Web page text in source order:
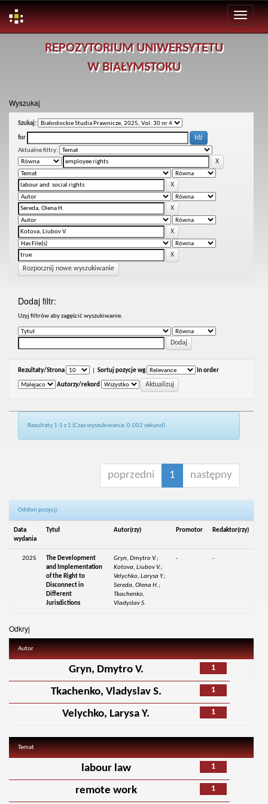
REPOZYTORIUM UNIWERSYTETU
W BIAŁYMSTOKU
Wyszukaj
Szukaj:
for
Aktualne filtry:
Rozpocznij nowe wyszukiwanie
Dodaj filtr:
Uzyj filtrów aby zagęścić wyszukiwanie.
Rezultaty/Strona Sortuj pozycje wg In order
Autorzy/rekord
Rezultaty 1-1 z 1 (Czas wyszukiwania: 0.002 sekund).
poprzedni 1 następny
Odsłon pozycji:
Data
wydania
Tytuł Autor(rzy) Promotor Redaktor(rzy)
2025
The Development
and Implementation
of the Right to
Disconnect in
Different
Jurisdictions
Gryn, Dmytro V.;
Kotova, Liubov V.;
Velychko, Larysa Y.;
Sereda, Olena H.;
Tkachenko,
Vladyslav S.
- -
Odkryj
Autor
1
Gryn, Dmytro V.
1
Tkachenko, Vladyslav S.
1
Velychko, Larysa Y.
Temat
1
labour law
1
remote work